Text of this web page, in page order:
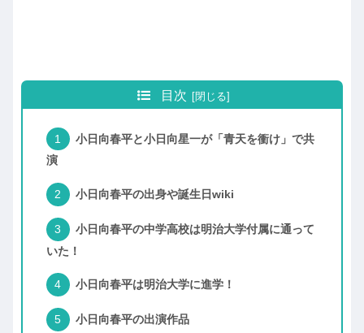
目次
小日向春平と小日向星一が「青天を衝け」で共
演
小日向春平の出身や誕生日wiki
小日向春平の中学高校は明治大学付属に通って
いた！
小日向春平は明治大学に進学！
小日向春平の出演作品